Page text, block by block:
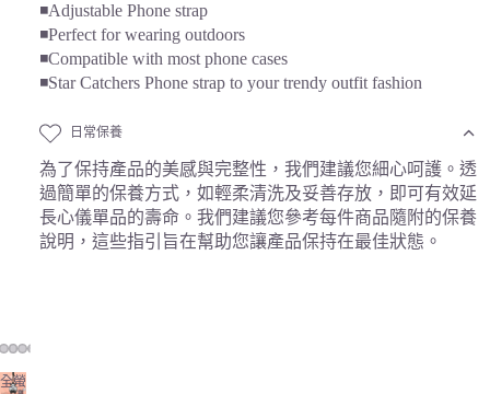
全螢
◾Adjustable Phone strap
◾Perfect for wearing outdoors
◾Compatible with most phone cases
◾Star Catchers Phone strap to your trendy outfit fashion
日常保養
為了保持產品的美感與完整性，我們建議您細心呵護。透
過簡單的保養方式，如輕柔清洗及妥善存放，即可有效延
長心儀單品的壽命。我們建議您參考每件商品隨附的保養
說明，這些指引旨在幫助您讓產品保持在最佳狀態。